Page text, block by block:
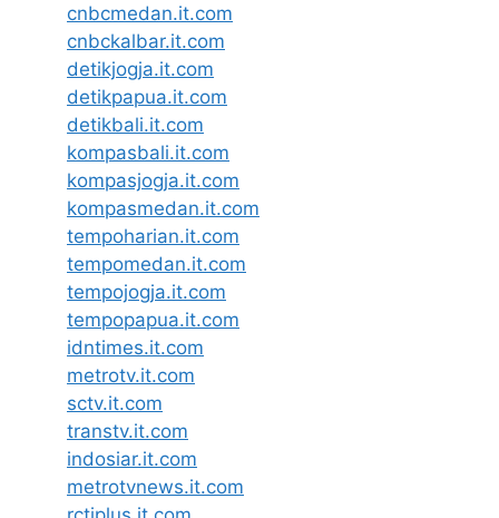
cnbcmedan.it.com
cnbckalbar.it.com
detikjogja.it.com
detikpapua.it.com
detikbali.it.com
kompasbali.it.com
kompasjogja.it.com
kompasmedan.it.com
tempoharian.it.com
tempomedan.it.com
tempojogja.it.com
tempopapua.it.com
idntimes.it.com
metrotv.it.com
sctv.it.com
transtv.it.com
indosiar.it.com
metrotvnews.it.com